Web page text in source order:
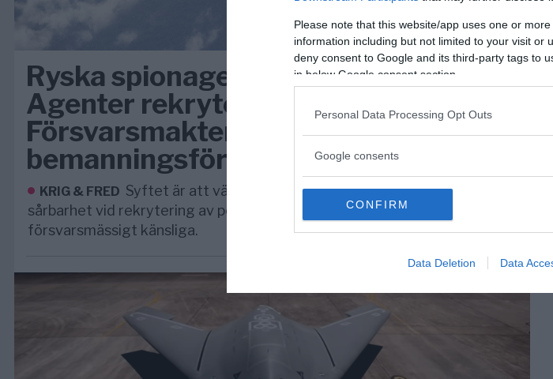
Please note that this website/app uses one or
information including but not limited to your visit or
deny consent to Google and its third-party tags to
in below Google consent section.
Personal Data Processing Opt Outs
Google consents
CONFIRM
Data Deletion Data
Ryska spionaget mot Sverige:
Agenter rekryteras till
Försvarsmakten via
bemanningsföretag
KRIG & FRED Syftet är att väcka debatt om det svenska försvarets
sårbarhet vid rekrytering av personal till positioner som är
försvarsmässigt känsliga.